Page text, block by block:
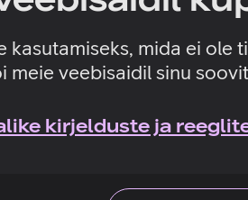
kasutamiseks, mida ei ole
veebisaidil sinu
kirjelduste ja